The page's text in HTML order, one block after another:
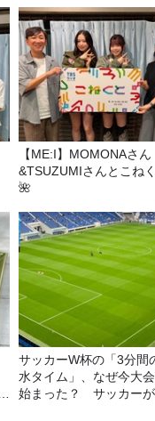
【ME:I】MOMONAさん
&TSUZUMIさんとこね
🌺
サッカーW杯の「3分間
水タイム」、なぜ今大
始まった？ サッカーが